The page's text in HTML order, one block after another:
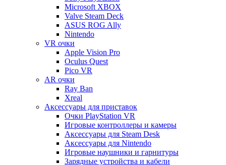
Microsoft XBOX
Valve Steam Deck
ASUS ROG Ally
Nintendo
VR очки
Apple Vision Pro
Oculus Quest
Pico VR
AR очки
Ray Ban
Xreal
Аксессуары для приставок
Очки PlayStation VR
Игровые контроллеры и камеры
Аксессуары для Steam Desk
Аксессуары для Nintendo
Игровые наушники и гарнитуры
Зарядные устройства и кабели